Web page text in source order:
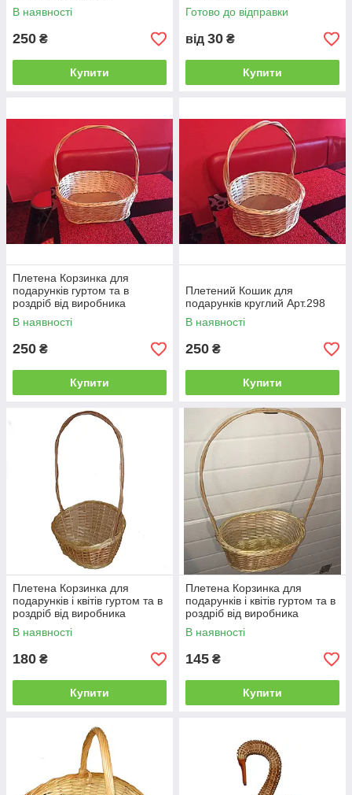
В наявності
250 ₴
Купити
Готово до відправки
від 30 ₴
Купити
Плетена Корзинка для
подарунків гуртом та в
роздріб від виробника
Арт.290
В наявності
250 ₴
Купити
Плетений Кошик для
подарунків круглий Арт.298
В наявності
250 ₴
Купити
Плетена Корзинка для
подарунків і квітів гуртом та в
роздріб від виробника
Арт.257
В наявності
180 ₴
Купити
Плетена Корзинка для
подарунків і квітів гуртом та в
роздріб від виробника
Арт.258
В наявності
145 ₴
Купити